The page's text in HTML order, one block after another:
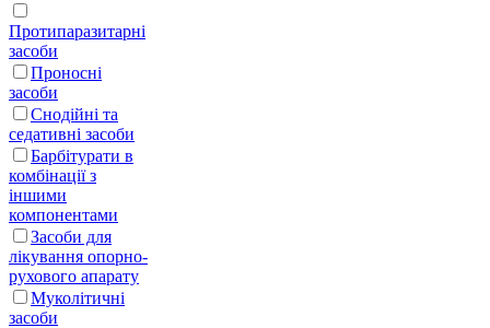
Протипаразитарні
засоби
Проносні
засоби
Снодійні та
седативні засоби
Барбітурати в
комбінації з
іншими
компонентами
Засоби для
лікування опорно-
рухового апарату
Муколітичні
засоби